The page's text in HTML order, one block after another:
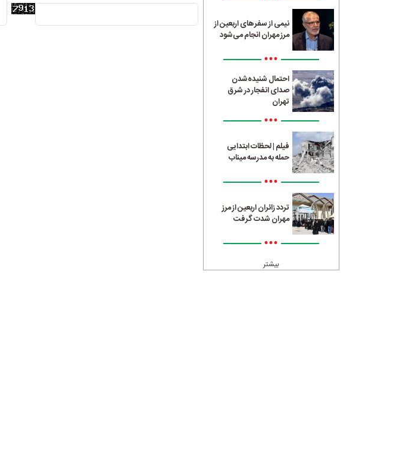
نیمی از سفرهای اربعین از
مرز مهران انجام می‌شود
•••
احتمال شنیده‌شدن
صدای انفجار در شرق
تهران
•••
فیلم | لحظات ابتدایی
حمله به مدرسه میناب
•••
تردد زائران اربعین از مرز
مهران شدت گرفت
•••
بیشتر